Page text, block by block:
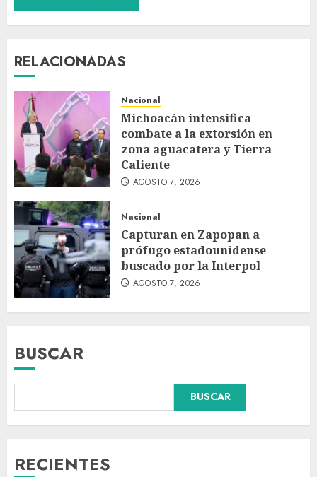
RELACIONADAS
Nacional
Michoacán intensifica
combate a la extorsión en
zona aguacatera y Tierra
Caliente
AGOSTO 7, 2026
Nacional
Capturan en Zapopan a
prófugo estadounidense
buscado por la Interpol
AGOSTO 7, 2026
BUSCAR
BUSCAR
RECIENTES
Declaran accidental la muerte
de Brandon Clarke por